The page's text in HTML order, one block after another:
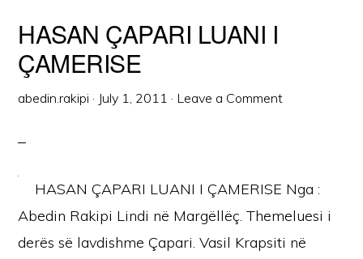
HASAN ÇAPARI LUANI I
ÇAMERISE
abedin.rakipi · July 1, 2011 · Leave a Comment
HASAN ÇAPARI LUANI I ÇAMERISE Nga :
Abedin Rakipi Lindi në Margëllëç. Themeluesi i
derës së lavdishme Çapari. Vasil Krapsiti në